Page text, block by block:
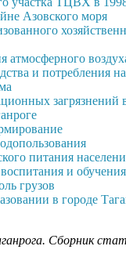
Азовского моря
атмосферного
и потребления
загрязнений
питания
и
грузов
в городе
Сборник